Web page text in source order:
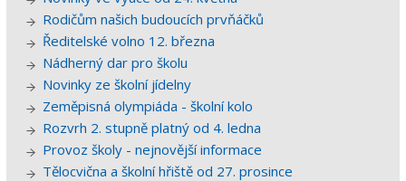
Rodičům našich budoucích prvňáčků
Ředitelské volno 12. března
Nádherný dar pro školu
Novinky ze školní jídelny
Zeměpisná olympiáda - školní kolo
Rozvrh 2. stupně platný od 4. ledna
Provoz školy - nejnovější informace
Tělocvična a školní hřiště od 27. prosince